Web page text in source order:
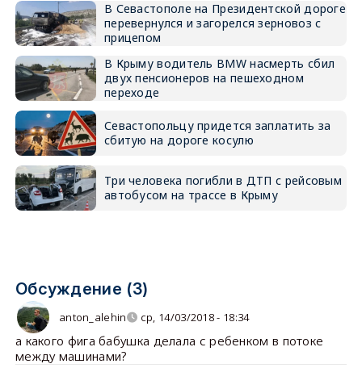
В Севастополе на Президентской дороге
перевернулся и загорелся зерновоз с
прицепом
В Крыму водитель BMW насмерть сбил
двух пенсионеров на пешеходном
переходе
Севастопольцу придется заплатить за
сбитую на дороге косулю
Три человека погибли в ДТП с рейсовым
автобусом на трассе в Крыму
Обсуждение (3)
anton_alehin ср, 14/03/2018 - 18:34
а какого фига бабушка делала с ребенком в потоке
между машинами?